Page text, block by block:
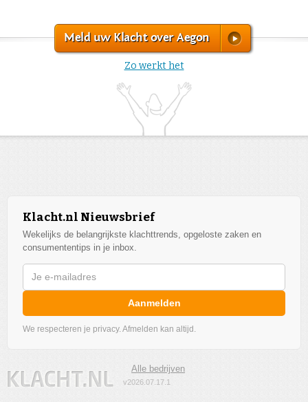
Meld uw Klacht over Aegon
Zo werkt het
Klacht.nl Nieuwsbrief
Wekelijks de belangrijkste klachttrends, opgeloste zaken en
consumententips in je inbox.
Aanmelden
We respecteren je privacy. Afmelden kan altijd.
Alle bedrijven
v2026.07.17.1